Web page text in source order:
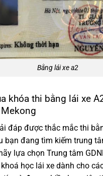
Bằng lái xe a2
khóa thi bằng lái xe
đáp được thắc mắc thi
bạn đang tìm kiếm trung
lựa chọn Trung tâm
học lái xe dành cho